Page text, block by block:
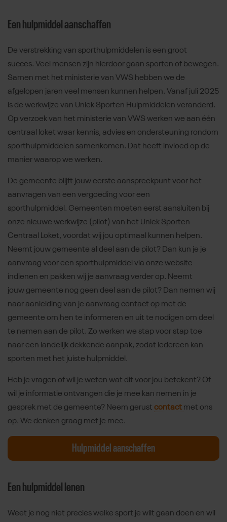
Een hulpmiddel aanschaffen
De verstrekking van sporthulpmiddelen is een groot
succes. Veel mensen zijn hierdoor gaan sporten of bewegen.
Samen met het ministerie van VWS hebben we de
afgelopen jaren veel mensen kunnen helpen. Vanaf juli 2025
is de werkwijze van Uniek Sporten Hulpmiddelen veranderd.
Op verzoek van het ministerie van VWS werken we aan één
centraal loket waar kennis, advies en ondersteuning rondom
sporthulpmiddelen samenkomen. Dat heeft invloed op de
manier waarop we werken.
De gemeente blijft jouw eerste aanspreekpunt voor het
aanvragen van een vergoeding voor een
sporthulpmiddel. Gemeenten moeten eerst aansluiten bij
onze nieuwe werkwijze (pilot) van het Uniek Sporten
Centraal Loket, voordat wij jou optimaal kunnen helpen.
Neemt jouw gemeente al deel aan de pilot? Dan kun je je
aanvraag voor een sporthulpmiddel via onze website
indienen en pakken wij je aanvraag verder op. Neemt
jouw gemeente nog geen deel aan de pilot? Dan nemen wij
naar aanleiding van je aanvraag contact op met de
gemeente om hen te informeren en uit te nodigen om deel
te nemen aan de pilot. Zo werken we stap voor stap toe
naar een landelijk dekkende aanpak, zodat iedereen kan
sporten met het juiste hulpmiddel.
Heb je vragen of wil je weten wat dit voor jou betekent? Of
wil je informatie ontvangen die je mee kan nemen in je
gesprek met de gemeente? Neem gerust contact met ons
op. We denken graag met je mee.
Hulpmiddel aanschaffen
Een hulpmiddel lenen
Weet je nog niet precies welke sport je wilt gaan doen en wil